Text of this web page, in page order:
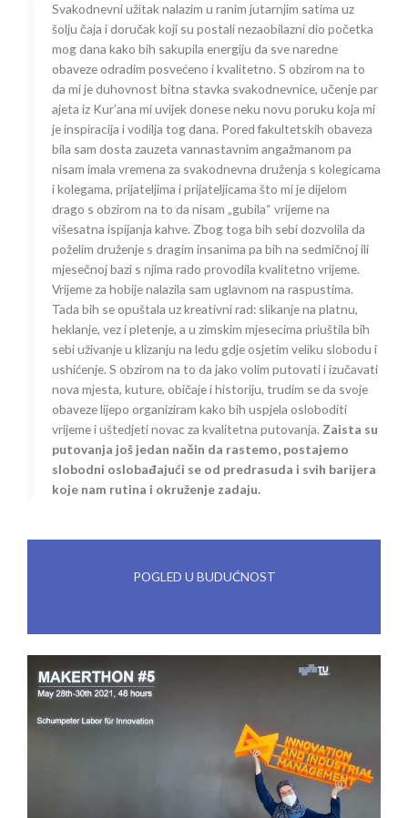
Svakodnevni užitak nalazim u ranim jutarnjim satima uz
šolju čaja i doručak koji su postali nezaobilazni dio početka
mog dana kako bih sakupila energiju da sve naredne
obaveze odradim posvećeno i kvalitetno. S obzirom na to
da mi je duhovnost bitna stavka svakodnevnice, učenje par
ajeta iz Kur’ana mi uvijek donese neku novu poruku koja mi
je inspiracija i vodilja tog dana. Pored fakultetskih obaveza
bila sam dosta zauzeta vannastavnim angažmanom pa
nisam imala vremena za svakodnevna druženja s kolegicama
i kolegama, prijateljima i prijateljicama što mi je dijelom
drago s obzirom na to da nisam „gubila“ vrijeme na
višesatna ispijanja kahve. Zbog toga bih sebi dozvolila da
poželim druženje s dragim insanima pa bih na sedmičnoj ili
mjesečnoj bazi s njima rado provodila kvalitetno vrijeme.
Vrijeme za hobije nalazila sam uglavnom na raspustima.
Tada bih se opuštala uz kreativni rad: slikanje na platnu,
heklanje, vez i pletenje, a u zimskim mjesecima priuštila bih
sebi uživanje u klizanju na ledu gdje osjetim veliku slobodu i
ushićenje. S obzirom na to da jako volim putovati i izučavati
nova mjesta, kuture, običaje i historiju, trudim se da svoje
obaveze lijepo organiziram kako bih uspjela osloboditi
vrijeme i uštedjeti novac za kvalitetna putovanja. Zaista su
putovanja još jedan način da rastemo, postajemo
slobodni oslobađajući se od predrasuda i svih barijera
koje nam rutina i okruženje zadaju.
POGLED U BUDUĆNOST